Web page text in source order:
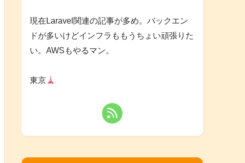
現在Laravel関連の記事が多め。バックエン
ドが多いけどインフラももうちょい頑張りた
い。AWSもやるマン。
東京